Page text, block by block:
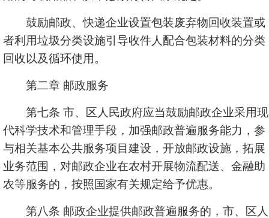
鼓励邮政、快递企业设置包装废弃物回收装置或
者利用垃圾分类设施引导收件人配合包装材料的分类
回收以及循环使用。
第二章 邮政服务
第七条 市、区人民政府应当鼓励邮政企业采用现
代科学技术和管理手段，加强邮政普遍服务能力，参
与相关基本公共服务项目建设，开放邮政设施，拓展
业务范围，对邮政企业在农村开展物流配送、金融助
农等服务的，按照国家有关规定给予优惠。
第八条 邮政企业提供邮政普遍服务的，市、区人